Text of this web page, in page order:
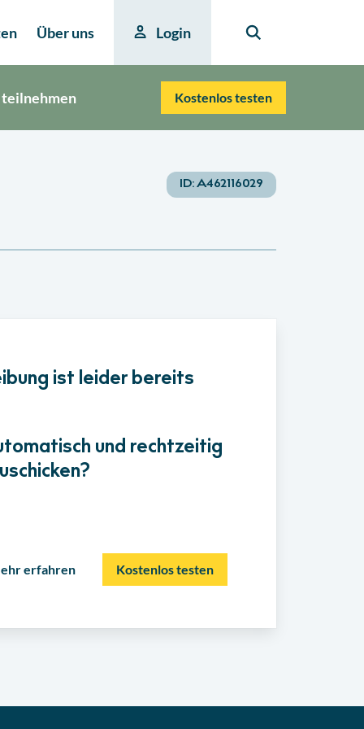
Über uns Login
teilnehmen Kostenlos testen
ID:A462116029
ist leider bereits
und rechtzeitig
erfahren Kostenlos testen